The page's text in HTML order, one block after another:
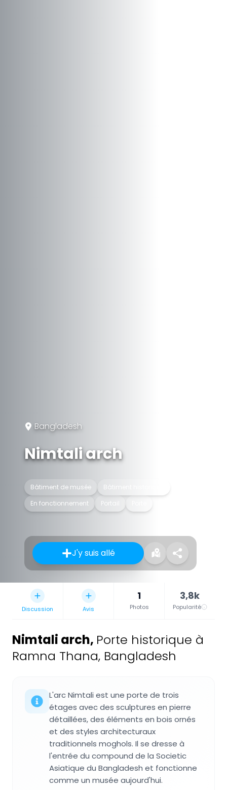
Bangladesh
Nimtali arch
Bâtiment de musée
Bâtiment historique
En fonctionnement
Portail
J'y suis allé
Discussion Avis
1
Photos
3,8k
Popularité
Nimtali arch, Porte historique à
Ramna Thana, Bangladesh
L'arc Nimtali est une porte de trois
étages avec des sculptures en pierre
détaillées, des éléments en bois ornés
et des styles architecturaux
traditionnels moghols. Il se dresse à
l'entrée du compound de la Societic
Asiatique du Bangladesh et fonctionne
comme un musée aujourd'hui.